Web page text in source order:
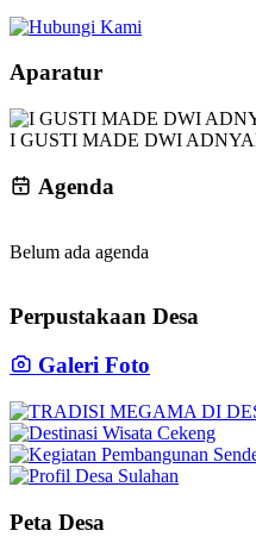
Aparatur
I GUSTI MADE DWI
Agenda
Belum ada agenda
Perpustakaan Desa
Galeri Foto
Peta Desa